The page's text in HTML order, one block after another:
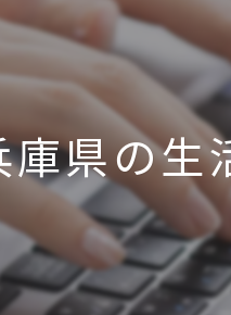
県の生